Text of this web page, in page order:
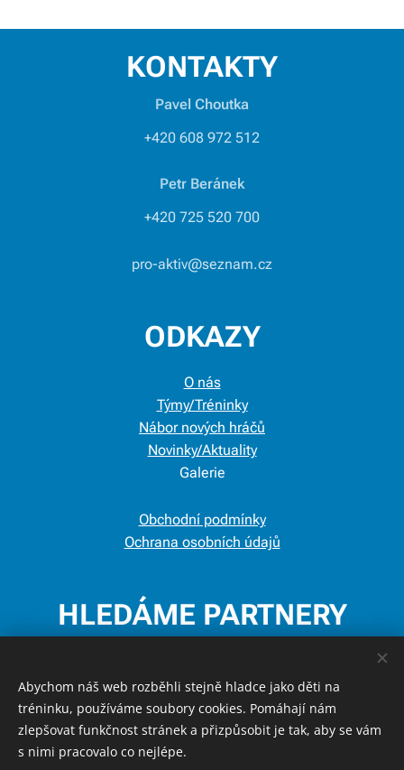
KONTAKTY
Pavel Choutka
+420 608 972 512
Petr Beránek
+420 725 520 700
pro-aktiv@seznam.cz
ODKAZY
O nás
Týmy/Tréninky
Nábor nových hráčů
Novinky/Aktuality
Galerie
Obchodní podmínky
Ochrana osobních údajů
HLEDÁME PARTNERY
Podpořte smysluplný pohyb dětí!
Abychom náš web rozběhli stejně hladce jako děti na
tréninku, používáme soubory cookies. Pomáhají nám
zlepšovat funkčnost stránek a přizpůsobit je tak, aby se vám
s nimi pracovalo co nejlépe.